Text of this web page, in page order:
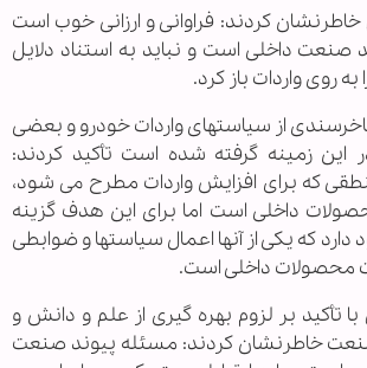
خاطرنشان کردند: فراوانی و ارزانی خوب است
صنعت داخلی است و نباید به استناد دلایل
به روی واردات باز کرد.
از سیاستهای واردات خودرو و بعضی
این زمینه گرفته شده است تأکید کردند:
که برای افزایش واردات مطرح می شود،
داخلی است اما برای این هدف گزینه
که یکی از آنها اعمال سیاستها و ضوابطی
محصولات داخلی است.
با تأکید بر لزوم بهره گیری از علم و دانش و
خاطرنشان کردند: مسئله پیوند صنعت